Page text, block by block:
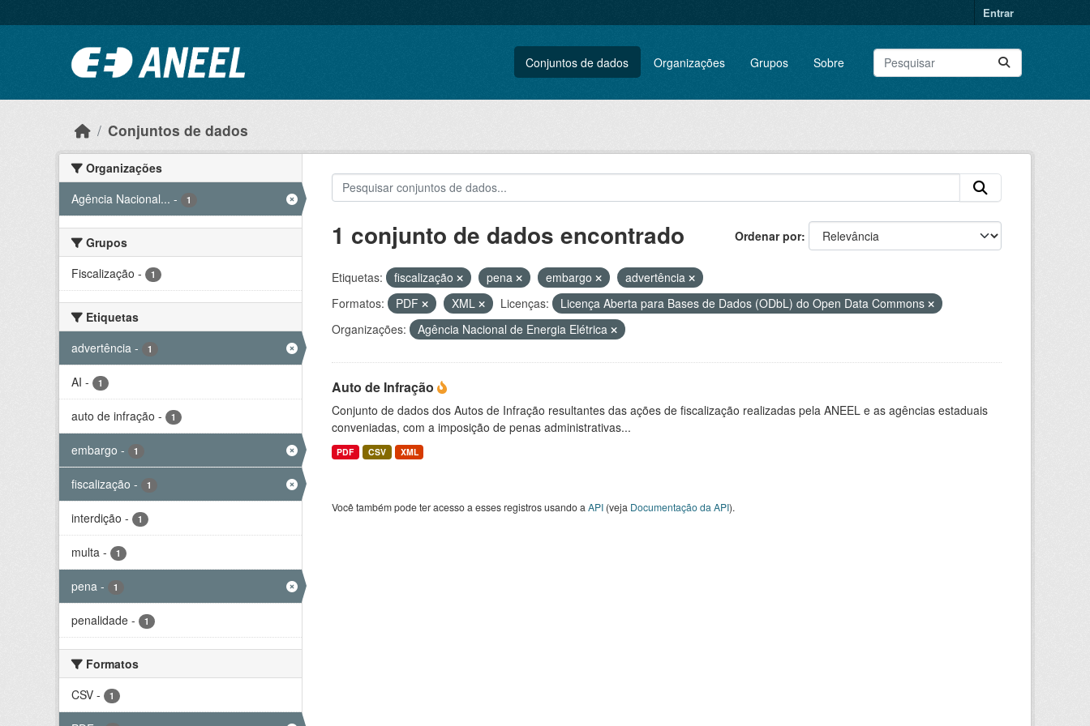
Entrar
Conjuntos de dados Organizações Grupos Sobre
Conjuntos de dados
Organizações
Agência Nacional... - 1
Grupos
Fiscalização - 1
Etiquetas
advertência - 1
AI - 1
auto de infração - 1
embargo - 1
fiscalização - 1
interdição - 1
multa - 1
pena - 1
penalidade - 1
Formatos
CSV - 1
Ordenar por
1 conjunto de dados encontrado
Etiquetas: fiscalização pena embargo
advertência
Formatos:
PDF XML Licenças:
Licença Aberta para Bases de Dados (ODbL) do Open Data Commons
Organizações:
Agência Nacional de Energia Elétrica
Auto de Infração
Conjunto de dados dos Autos de Infração resultantes das ações de fiscalização realizadas pela ANEEL e as agências estaduais
conveniadas, com a imposição de penas administrativas...
PDF CSV XML
Você também pode ter acesso a esses registros usando a API(veja Documentação da API).